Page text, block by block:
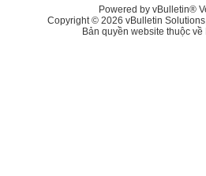
Powered by vBulletin®
Copyright © 2026 vBulletin
Bản quyền website thuộc